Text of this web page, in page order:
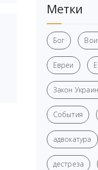
Метки
Бог
Евреи
Закон
События
адвокатура
дестреза